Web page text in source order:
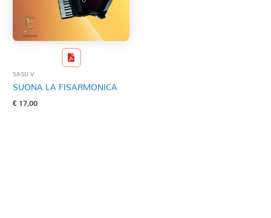
SASU V.
SUONA LA FISARMONICA
€17,00